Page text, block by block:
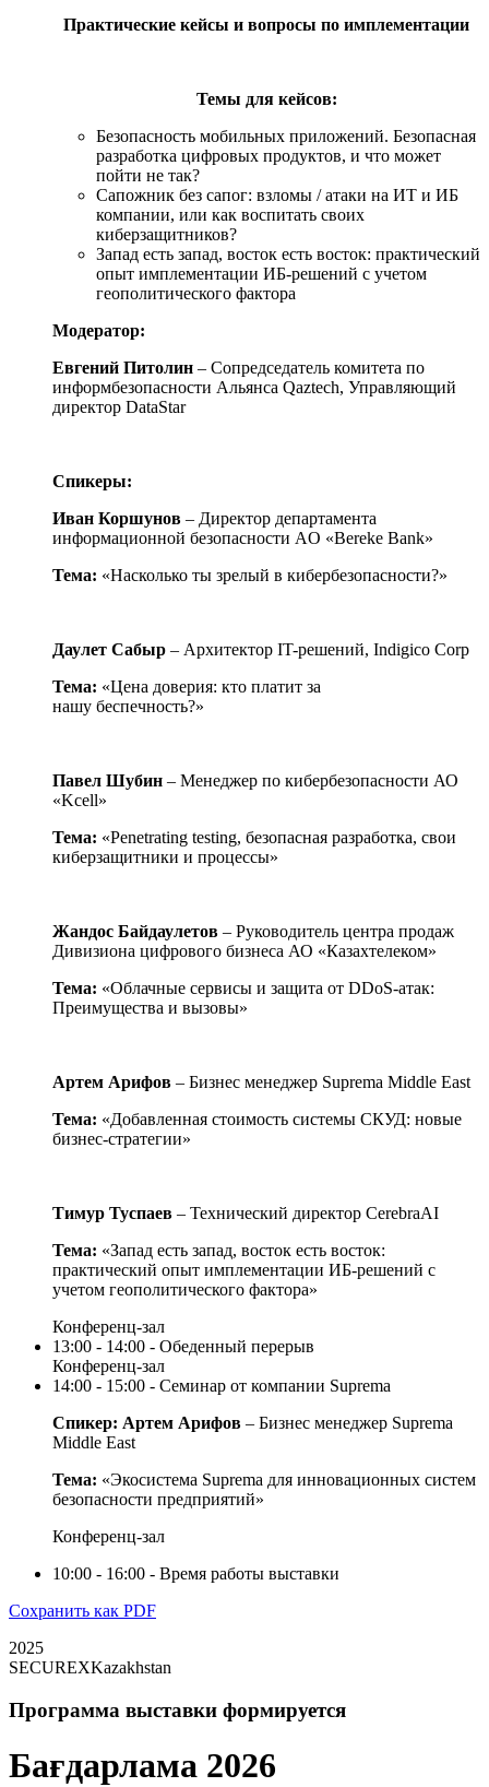
Практические кейсы и вопросы по имплементации
Темы для кейсов:
Безопасность мобильных приложений. Безопасная
разработка цифровых продуктов, и что может
пойти не так?
Сапожник без сапог: взломы / атаки на ИТ и ИБ
компании, или как воспитать своих
киберзащитников?
Запад есть запад, восток есть восток: практический
опыт имплементации ИБ-решений с учетом
геополитического фактора
Модератор:
Евгений Питолин – Сопредседатель комитета по
информбезопасности Альянса Qaztech, Управляющий
директор DataStar
Спикеры:
Иван Коршунов – Директор департамента
информационной безопасности AO «Bereke Bank»
Тема: «Насколько ты зрелый в кибербезопасности?»
Даулет Сабыр – Архитектор IT-решений, Indigico Corp
Тема: «Цена доверия: кто платит за
нашу беспечность?»
Павел Шубин – Менеджер по кибербезопасности АО
«Kcell»
Тема: «Penetrating testing, безопасная разработка, свои
киберзащитники и процессы»
Жандос Байдаулетов – Руководитель центра продаж
Дивизиона цифрового бизнеса АО «Казахтелеком»
Тема: «Облачные сервисы и защита от DDoS-атак:
Преимущества и вызовы»
Артем Арифов – Бизнес менеджер Suprema Middle East
Тема: «Добавленная стоимость системы СКУД: новые
бизнес-стратегии»
Тимур Туспаев – Технический директор CerebraAI
Тема: «Запад есть запад, восток есть восток:
практический опыт имплементации ИБ-решений с
учетом геополитического фактора»
Конференц-зал
13:00 - 14:00 - Обеденный перерыв
Конференц-зал
14:00 - 15:00 - Семинар от компании Suprema
Спикер: Артем Арифов – Бизнес менеджер Suprema
Middle East
Тема: «Экосистема Suprema для инновационных систем
безопасности предприятий»
Конференц-зал
10:00 - 16:00 - Время работы выставки
Сохранить как PDF
2025
SECUREXKazakhstan
Программа выставки формируется
Бағдарлама 2026